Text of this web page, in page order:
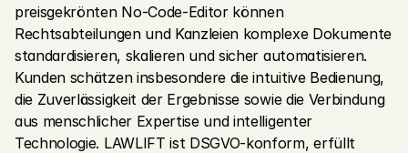
preisgekrönten No-Code-Editor können
Rechtsabteilungen und Kanzleien komplexe Dokumente
standardisieren, skalieren und sicher automatisieren.
Kunden schätzen insbesondere die intuitive Bedienung,
die Zuverlässigkeit der Ergebnisse sowie die Verbindung
aus menschlicher Expertise und intelligenter
Technologie. LAWLIFT ist DSGVO-konform, erfüllt